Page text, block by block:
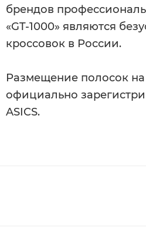
брендов
«GT-1000» являются
кроссовок в России.
Размещение полосок на
официально
ASICS.